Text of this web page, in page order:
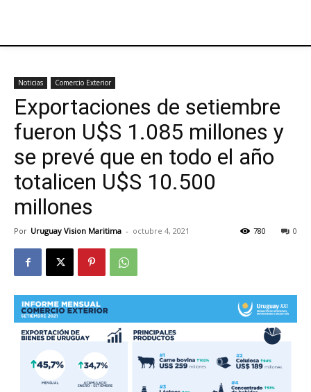
Noticias Comercio Exterior
Exportaciones de setiembre
fueron U$S 1.085 millones y
se prevé que en todo el año
totalicen U$S 10.500
millones
Por Uruguay Vision Maritima - octubre 4, 2021 0
780